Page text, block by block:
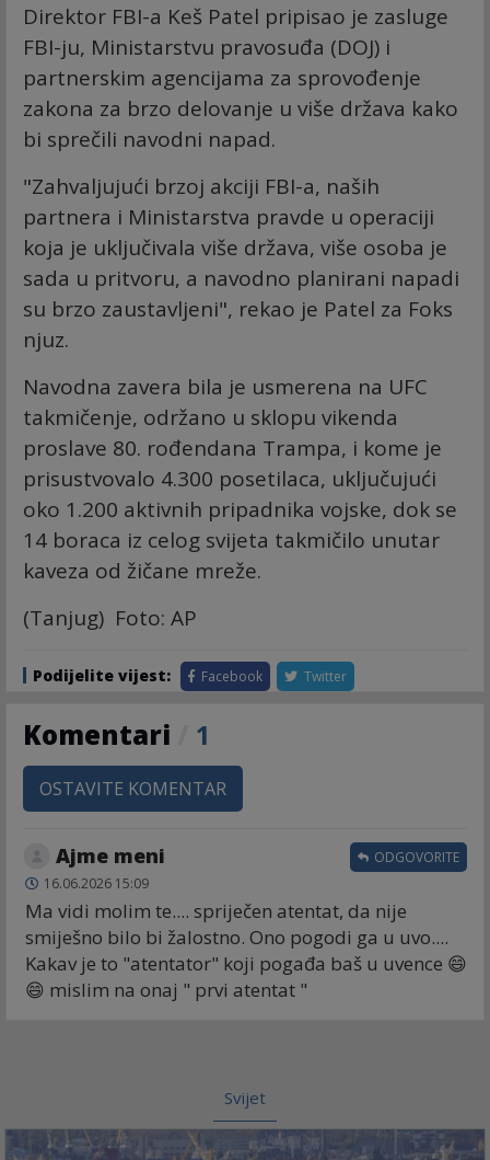
Direktor FBI-a Keš Patel pripisao je zasluge
FBI-ju, Ministarstvu pravosuđa (DOJ) i
partnerskim agencijama za sprovođenje
zakona za brzo delovanje u više država kako
bi sprečili navodni napad.
"Zahvaljujući brzoj akciji FBI-a, naših
partnera i Ministarstva pravde u operaciji
koja je uključivala više država, više osoba je
sada u pritvoru, a navodno planirani napadi
su brzo zaustavljeni", rekao je Patel za Foks
njuz.
Navodna zavera bila je usmerena na UFC
takmičenje, održano u sklopu vikenda
proslave 80. rođendana Trampa, i kome je
prisustvovalo 4.300 posetilaca, uključujući
oko 1.200 aktivnih pripadnika vojske, dok se
14 boraca iz celog svijeta takmičilo unutar
kaveza od žičane mreže.
(Tanjug) Foto: AP
Podijelite vijest: Facebook Twitter
Komentari 1
OSTAVITE KOMENTAR
Ajme meni
16.06.2026 15:09
Ma vidi molim te.... spriječen atentat, da nije
smiješno bilo bi žalostno. Ono pogodi ga u uvo....
Kakav je to "atentator" koji pogađa baš u uvence 😄
😄 mislim na onaj " prvi atentat "
ODGOVORITE
Svijet